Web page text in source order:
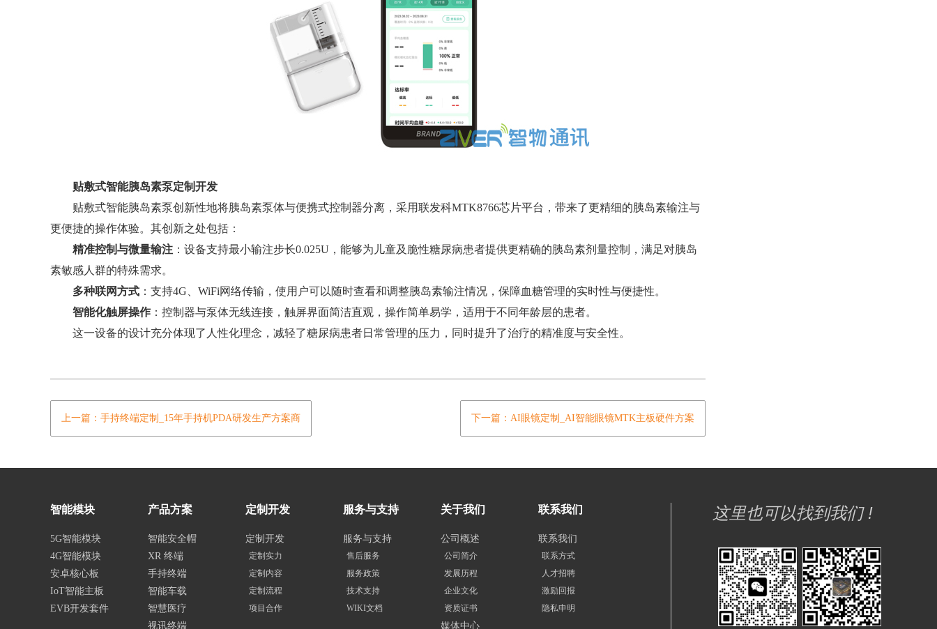
贴敷式智能胰岛素泵定制开发
贴敷式智能胰岛素泵创新性地将胰岛素泵体与便携式控制器分离，采用联发科MTK8766芯片平台，带来了更精细的胰岛素输注与
更便捷的操作体验。其创新之处包括：
精准控制与微量输注 ：设备支持最小输注步长0.025U，能够为儿童及脆性糖尿病患者提供更精确的胰岛素剂量控制，满足对胰岛
素敏感人群的特殊需求。
多种联网方式 ：支持4G、WiFi网络传输，使用户可以随时查看和调整胰岛素输注情况，保障血糖管理的实时性与便捷性。
智能化触屏操作 ：控制器与泵体无线连接，触屏界面简洁直观，操作简单易学，适用于不同年龄层的患者。
这一设备的设计充分体现了人性化理念，减轻了糖尿病患者日常管理的压力，同时提升了治疗的精准度与安全性。
上一篇：手持终端定制_15年手持机PDA研发生产方案商 下一篇：AI眼镜定制_AI智能眼镜MTK主板硬件方案
智能模块
5G智能模块
4G智能模块
安卓核心板
IoT智能主板
EVB开发套件
产品方案
智能安全帽
XR 终端
手持终端
智能车载
智慧医疗
视讯终端
定制开发
定制开发
定制实力
定制内容
定制流程
项目合作
服务与支持
服务与支持
售后服务
服务政策
技术支持
WIKI文档
关于我们
公司概述
公司简介
发展历程
企业文化
资质证书
媒体中心
联系我们
联系我们
联系方式
人才招聘
激励回报
隐私申明
这里也可以找到我们 !